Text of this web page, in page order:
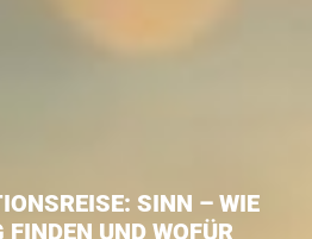
SINN – WIE
FINDEN UND WOFÜR